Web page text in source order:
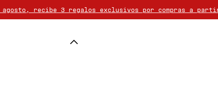
recibe 3 regalos exclusivos por compras a